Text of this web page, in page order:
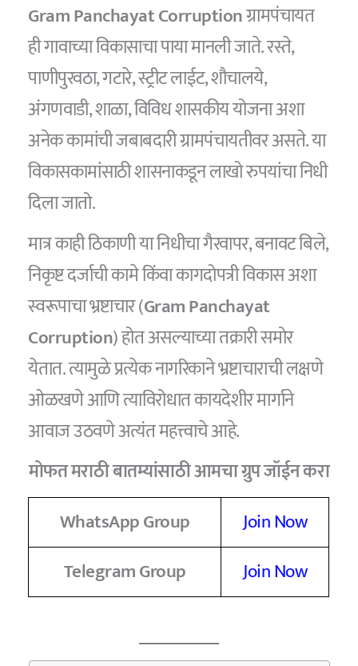
Gram Panchayat Corruptionग्रामपंचायत
ही गावाच्या विकासाचा पाया मानली जाते. रस्ते,
पाणीपुरवठा, गटारे, स्ट्रीट लाईट, शौचालये,
अंगणवाडी, शाळा, विविध शासकीय योजना अशा
अनेक कामांची जबाबदारी ग्रामपंचायतीवर असते. या
विकासकामांसाठी शासनाकडून लाखो रुपयांचा निधी
दिला जातो.
मात्र काही ठिकाणी या निधीचा गैरवापर, बनावट बिले,
निकृष्ट दर्जाची कामे किंवा कागदोपत्री विकास अशा
स्वरूपाचा भ्रष्टाचार (Gram Panchayat
Corruption) होत असल्याच्या तक्रारी समोर
येतात. त्यामुळे प्रत्येक नागरिकाने भ्रष्टाचाराची लक्षणे
ओळखणे आणि त्याविरोधात कायदेशीर मार्गाने
आवाज उठवणे अत्यंत महत्त्वाचे आहे.
मोफत मराठी बातम्यांसाठी आमचा ग्रुप जॉईन करा
WhatsApp Group
Join Now
Telegram Group
Join Now